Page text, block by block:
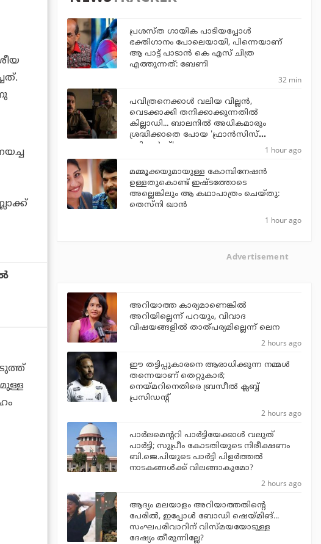
പ്രശസ്ത ഗായിക പാടിയപ്പോൾ
ഭക്തിഗാനം പോലെയായി, പിന്നെയാണ്
ആ പാട്ട് പാടാൻ കെ എസ് ചിത്ര
എത്തുന്നത്: ബേണി
32 min
പവിത്രനെക്കാള്‍ വലിയ വില്ലന്‍,
വെടക്കാക്കി തനിക്കാക്കുന്നതില്‍
കില്ലാഡി... ബാലനില്‍ അധികമാരും
ശ്രദ്ധിക്കാതെ പോയ 'ഫ്രാന്‍സിസ്
ബ്രില്യന്‍സ്'
1 hour ago
മമ്മൂക്കയുമായുള്ള കോമ്പിനേഷൻ
ഉള്ളതുകൊണ്ട് ഇഷ്ടത്തോടെ
അല്ലെങ്കിലും ആ കഥാപാത്രം ചെയ്തു:
തെസ്നി ഖാൻ
1 hour ago
Advertisement
അറിയാത്ത കാര്യമാണെങ്കിൽ
അറിയില്ലെന്ന് പറയും, വിവാദ
വിഷയങ്ങളിൽ താത്പര്യമില്ലെന്ന് ലെന
2 hours ago
ഈ തട്ടിപ്പുകാരനെ ആരാധിക്കുന്ന നമ്മള്‍
തന്നെയാണ് തെറ്റുകാര്‍;
നെയ്മറിനെതിരെ ബ്രസീല്‍ ക്ലബ്ബ്
പ്രസിഡന്റ്
2 hours ago
പാര്‍ലമെന്ററി പാര്‍ട്ടിയേക്കാള്‍ വലുത്
പാര്‍ട്ടി; സുപ്രീം കോടതിയുടെ നിരീക്ഷണം
ബി.ജെ.പിയുടെ പാര്‍ട്ടി പിളര്‍ത്തല്‍
നാടകങ്ങള്‍ക്ക് വിലങ്ങാകുമോ?
2 hours ago
ആദ്യം മലയാളം അറിയാത്തതിന്റെ
പേരില്‍, ഇപ്പോള്‍ ബോഡി ഷെയ്മിങ്...
സംഘപരിവാറിന് വിസ്മയയോടുള്ള
ദേഷ്യം തീരുന്നില്ലേ?